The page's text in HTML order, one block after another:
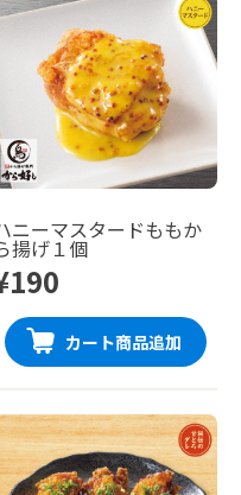
ニーマスタードももか
揚げ１個
カート商品追加